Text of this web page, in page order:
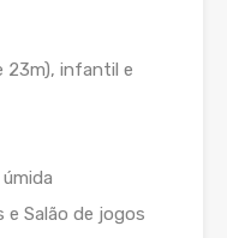
23m), infantil e
e Salão de jogos